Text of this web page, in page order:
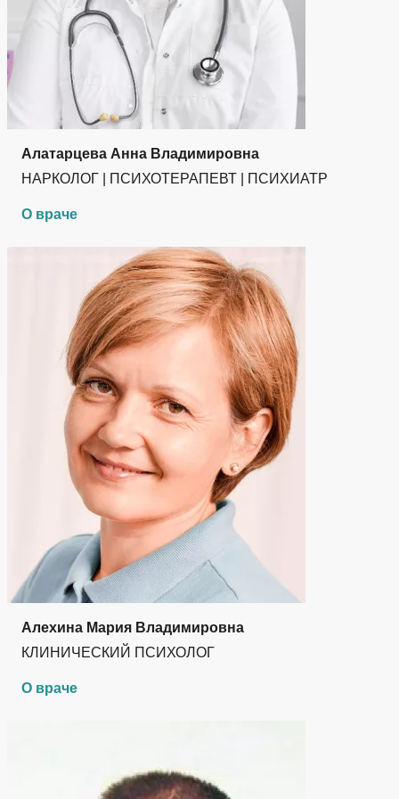
Алатарцева Анна Владимировна
НАРКОЛОГ | ПСИХОТЕРАПЕВТ | ПСИХИАТР
О враче
Алехина Мария Владимировна
КЛИНИЧЕСКИЙ ПСИХОЛОГ
О враче